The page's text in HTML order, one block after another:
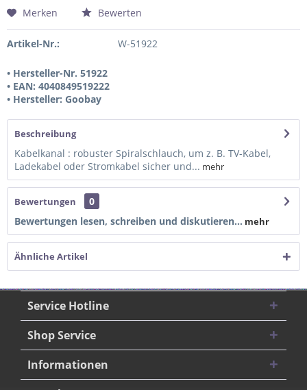
Merken Bewerten
Artikel-Nr.: W-51922
• Hersteller-Nr. 51922
• EAN: 4040849519222
• Hersteller: Goobay
Beschreibung
Kabelkanal : robuster Spiralschlauch, um z. B. TV-Kabel,
Ladekabel oder Stromkabel sicher und... mehr
Bewertungen
0
Bewertungen lesen, schreiben und diskutieren... mehr
Ähnliche Artikel
Service Hotline
Shop Service
Informationen